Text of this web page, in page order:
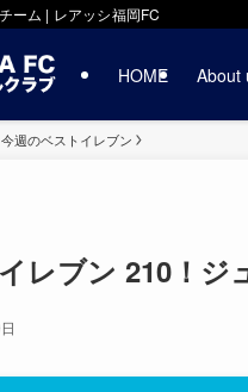
ーム | レアッシ福岡FC
HOME About
今週のベストイレブン
レブン 210！ジ